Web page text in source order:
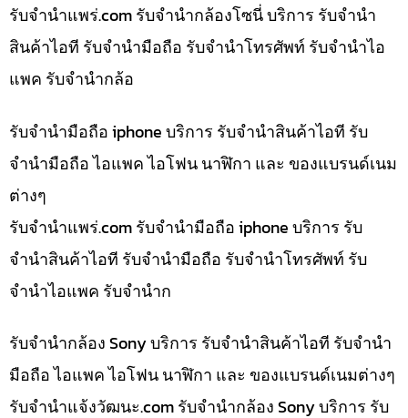
รับจํานําแพร่.com รับจำนำกล้องโซนี่ บริการ รับจำนำ
สินค้าไอที รับจำนำมือถือ รับจำนำโทรศัพท์ รับจำนำไอ
แพค รับจำนำกล้อ
รับจำนำมือถือ iphone บริการ รับจำนำสินค้าไอที รับ
จำนำมือถือ ไอแพค ไอโฟน นาฬิกา และ ของแบรนด์เนม
ต่างๆ
รับจํานําแพร่.com รับจำนำมือถือ iphone บริการ รับ
จำนำสินค้าไอที รับจำนำมือถือ รับจำนำโทรศัพท์ รับ
จำนำไอแพค รับจำนำก
รับจำนำกล้อง Sony บริการ รับจำนำสินค้าไอที รับจำนำ
มือถือ ไอแพค ไอโฟน นาฬิกา และ ของแบรนด์เนมต่างๆ
รับจํานําแจ้งวัฒนะ.com รับจำนำกล้อง Sony บริการ รับ